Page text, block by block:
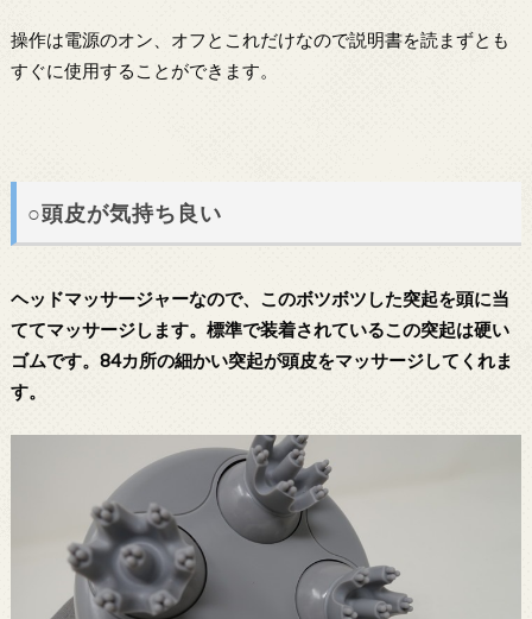
操作は電源のオン、オフとこれだけなので説明書を読まずとも
すぐに使用することができます。
○頭皮が気持ち良い
ヘッドマッサージャーなので、このボツボツした突起を頭に当
ててマッサージします。標準で装着されているこの突起は硬い
ゴムです。84カ所の細かい突起が頭皮をマッサージしてくれま
す。